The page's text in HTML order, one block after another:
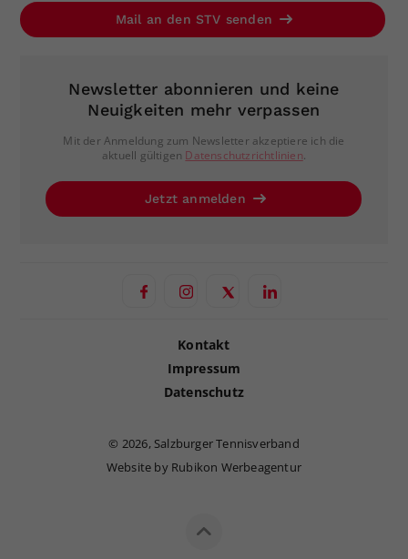
Mail an den STV senden
Newsletter abonnieren und keine
Neuigkeiten mehr verpassen
Mit der Anmeldung zum Newsletter akzeptiere ich die
aktuell gültigen Datenschutzrichtlinien.
Jetzt anmelden
Kontakt
Impressum
Datenschutz
© 2026, Salzburger Tennisverband
Website by Rubikon Werbeagentur